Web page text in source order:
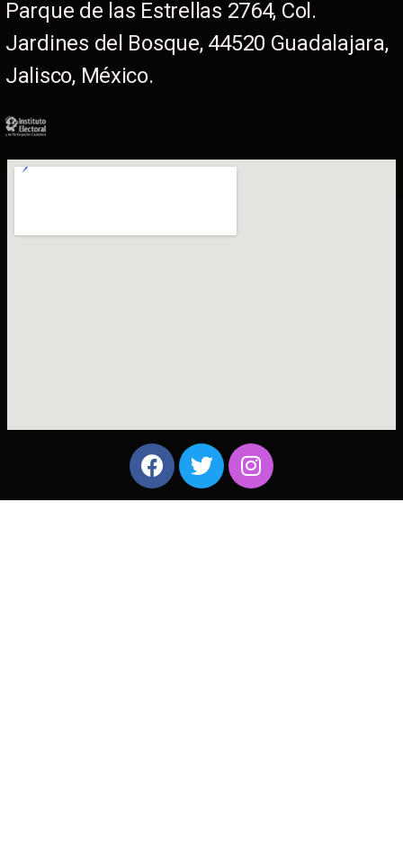
Parque de las Estrellas 2764, Col.
Jardines del Bosque, 44520 Guadalajara,
Jalisco, México.